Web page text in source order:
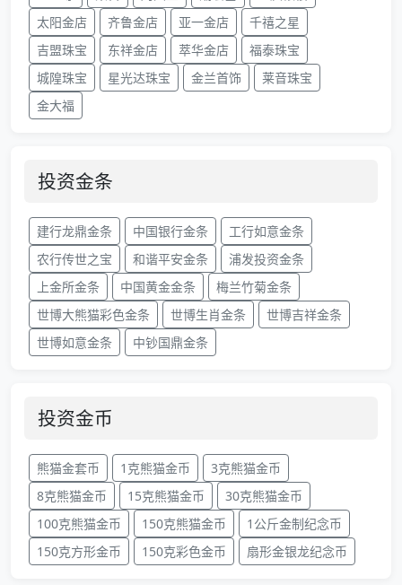
太阳金店
齐鲁金店 亚一金店
千禧之星
吉盟珠宝
东祥金店 萃华金店
福泰珠宝
城隍珠宝
星光达珠宝 金兰首饰
莱音珠宝
金大福
投资金条
建行龙鼎金条 中国银行金条
工行如意金条
农行传世之宝
和谐平安金条
浦发投资金条
上金所金条
中国黄金金条
梅兰竹菊金条
世博大熊猫彩色金条
世博生肖金条
世博吉祥金条
世博如意金条
中钞国鼎金条
投资金币
熊猫金套币 1克熊猫金币
3克熊猫金币
8克熊猫金币
15克熊猫金币
30克熊猫金币
100克熊猫金币
150克熊猫金币
1公斤金制纪念币
150克方形金币
150克彩色金币 扇形金银龙纪念币